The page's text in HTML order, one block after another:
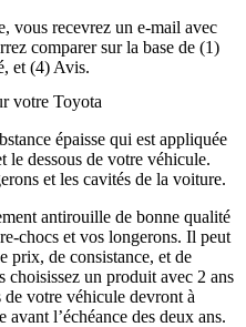
vous recevrez un e-mail avec
comparer sur la base de (1)
et (4) Avis.
votre Toyota
épaisse qui est appliquée
le dessous de votre véhicule.
et les cavités de la voiture.
antirouille de bonne qualité
chocs et vos longerons. Il peut
prix, de consistance, et de
choisissez un produit avec 2 ans
de votre véhicule devront à
l’échéance des deux ans.